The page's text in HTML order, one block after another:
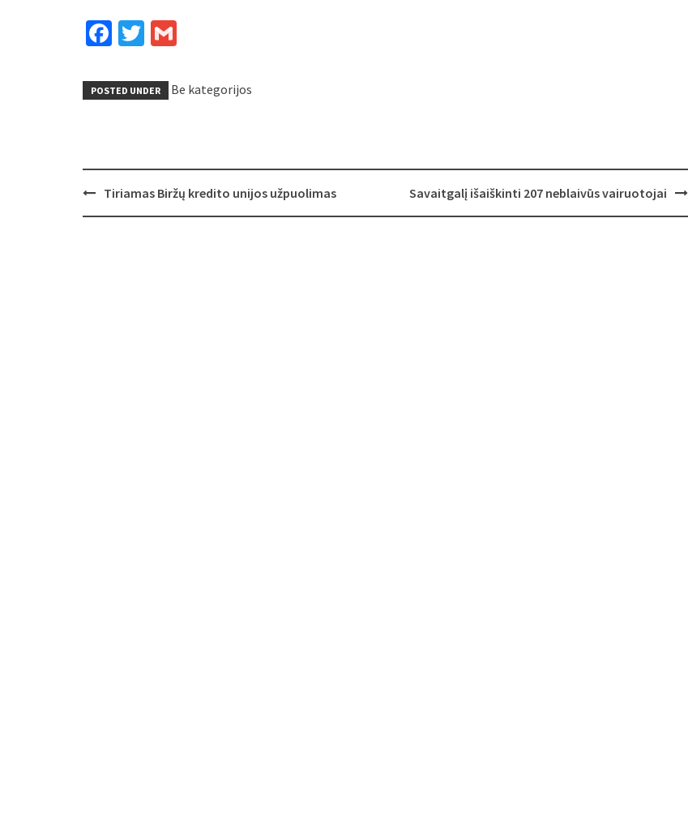
Facebook
Twitter
POSTED UNDER Be kategorijos
PostTiriamas Biržų kredito unijos užpuolimas Savaitgalį išaiškinti 207 neblaivūs vairuotojai